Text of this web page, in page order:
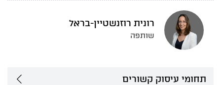
רונית רוזנשטיין-בראל
שותפה
תחומי עיסוק קשורים